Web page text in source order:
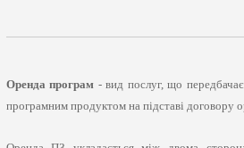
Оренда програм - вид послуг, що
програмним продуктом на підставі договору